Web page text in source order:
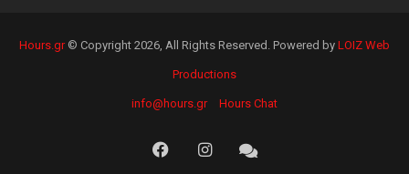
Hours.gr© Copyright 2026, All Rights Reserved. Powered by LOIZ Web
Productions
info@hours.gr Hours Chat
FacebookInstagramHours